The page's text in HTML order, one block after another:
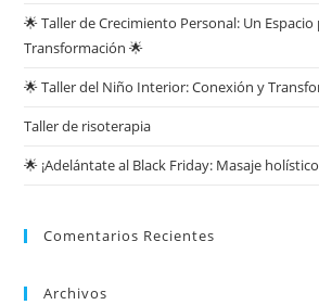
🌟 Taller de Crecimiento Personal: Un Espacio
Transformación 🌟
🌟 Taller del Niño Interior: Conexión y
Taller de risoterapia
🌟 ¡Adelántate al Black Friday: Masaje
Comentarios Recientes
Archivos